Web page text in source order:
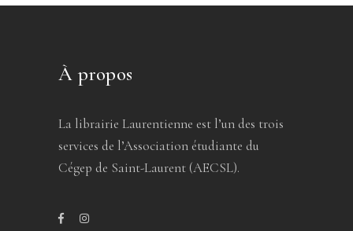
À propos
La librairie Laurentienne est l’un des trois
services de l’Association étudiante du
Cégep de Saint-Laurent (AECSL).